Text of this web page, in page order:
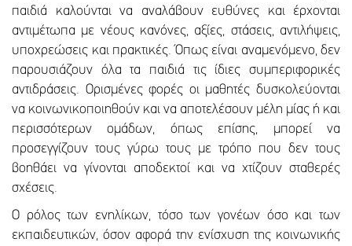
παιδιά καλούνται να αναλάβουν ευθύνες και έρχονται
αντιμέτωπα με νέους κανόνες, αξίες, στάσεις, αντιλήψεις,
υποχρεώσεις και πρακτικές. Όπως είναι αναμενόμενο, δεν
παρουσιάζουν όλα τα παιδιά τις ίδιες συμπεριφορικές
αντιδράσεις. Ορισμένες φορές οι μαθητές δυσκολεύονται
να κοινωνικοποιηθούν και να αποτελέσουν μέλη μίας ή και
περισσότερων ομάδων, όπως επίσης, μπορεί να
προσεγγίζουν τους γύρω τους με τρόπο που δεν τους
βοηθάει να γίνονται αποδεκτοί και να χτίζουν σταθερές
σχέσεις.
Ο ρόλος των ενηλίκων, τόσο των γονέων όσο και των
εκπαιδευτικών, όσον αφορά την ενίσχυση της κοινωνικής